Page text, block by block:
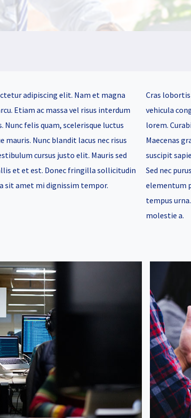
adipiscing elit. Nam et magna
Etiam ac massa vel risus interdum
felis quam, scelerisque luctus
mauris. Nunc blandit lacus nec risus
cursus justo elit. Mauris sed
et et est. Donec fringilla sollicitudin
sit amet mi dignissim tempor.
Cras
vehicula
lorem.
Maecenas
suscipit
Sed nec
elementum
tempus
molestie a.